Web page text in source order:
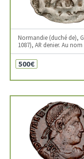
Normandie (duché de),
1087), AR denier. Au
500€